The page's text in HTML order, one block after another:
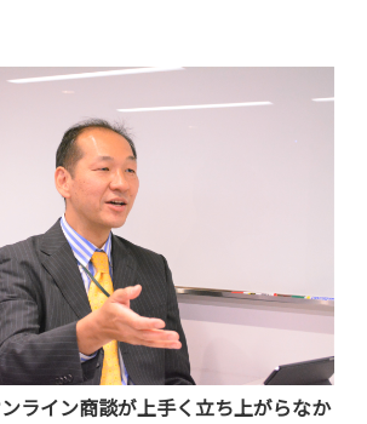
ライン商談が上手く立ち上がらなか